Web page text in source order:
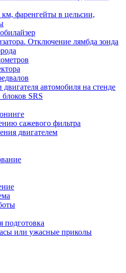
фаренгейты в цельсии,
Отключение лямбда зонда
автомобиля на стенде
SRS
сажевого фильтра
двигателем
подготовка
или ужасные приколы